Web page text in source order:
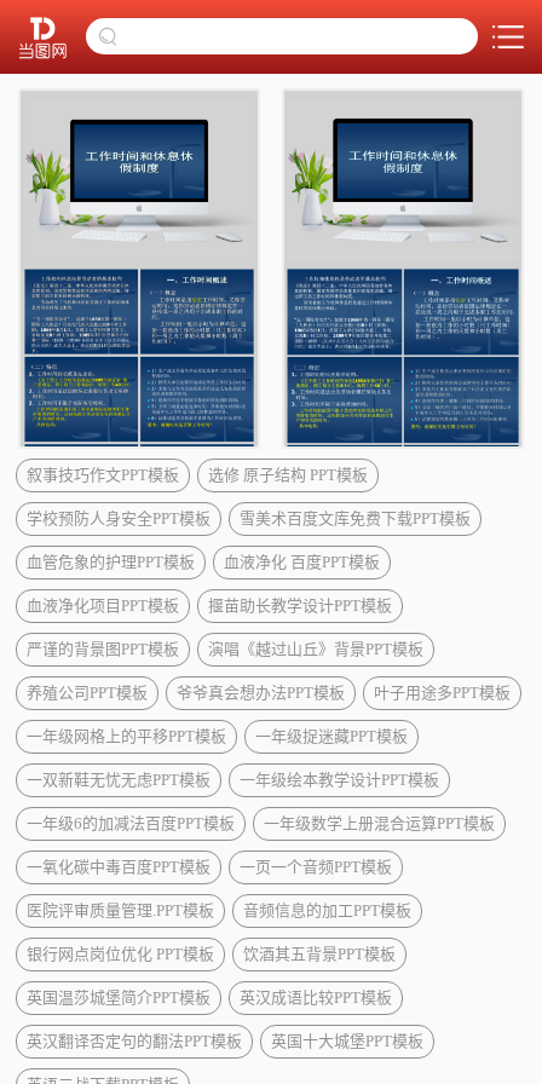
叙事技巧作文PPT模板 选修 原子结构 PPT模板
学校预防人身安全PPT模板 雪美术百度文库免费下载PPT模板
血管危象的护理PPT模板 血液净化 百度PPT模板
血液净化项目PPT模板 揠苗助长教学设计PPT模板
严谨的背景图PPT模板 演唱《越过山丘》背景PPT模板
养殖公司PPT模板 爷爷真会想办法PPT模板 叶子用途多PPT模板
一年级网格上的平移PPT模板 一年级捉迷藏PPT模板
一双新鞋无忧无虑PPT模板 一年级绘本教学设计PPT模板
一年级6的加减法百度PPT模板 一年级数学上册混合运算PPT模板
一氧化碳中毒百度PPT模板 一页一个音频PPT模板
医院评审质量管理.PPT模板 音频信息的加工PPT模板
银行网点岗位优化 PPT模板 饮酒其五背景PPT模板
英国温莎城堡简介PPT模板 英汉成语比较PPT模板
英汉翻译否定句的翻法PPT模板 英国十大城堡PPT模板